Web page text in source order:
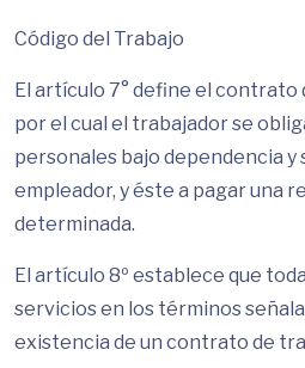
Código del Trabajo
El artículo 7° define el contrato
por el cual el trabajador se
personales bajo dependencia y
empleador, y éste a pagar una
determinada.
El artículo 8º establece que
servicios en los términos
existencia de un contrato de